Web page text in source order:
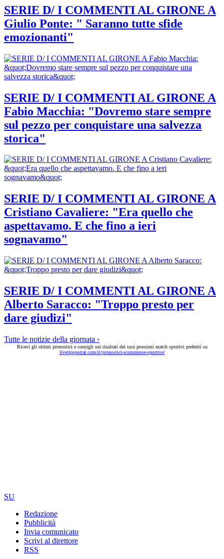
SERIE D/ I COMMENTI AL GIRONE A
Giulio Ponte: " Saranno tutte sfide
emozionanti"
SERIE D/ I COMMENTI AL GIRONE A
Fabio Macchia: "Dovremo stare sempre
sul pezzo per conquistare una salvezza
storica"
SERIE D/ I COMMENTI AL GIRONE A
Cristiano Cavaliere: "Era quello che
aspettavamo. E che fino a ieri
sognavamo"
SERIE D/ I COMMENTI AL GIRONE A
Alberto Saracco: "Troppo presto per
dare giudizi"
Tutte le notizie della giornata ›
Ricevi gli ultimi pronostici e consigli sui risultati dei tuoi prossimi match sportivi preferiti su
livetipsportal.com/it/pronostici-scommesse-sportive/
SU
Redazione
Pubblicità
Invia comunicato
Scrivi al direttore
RSS